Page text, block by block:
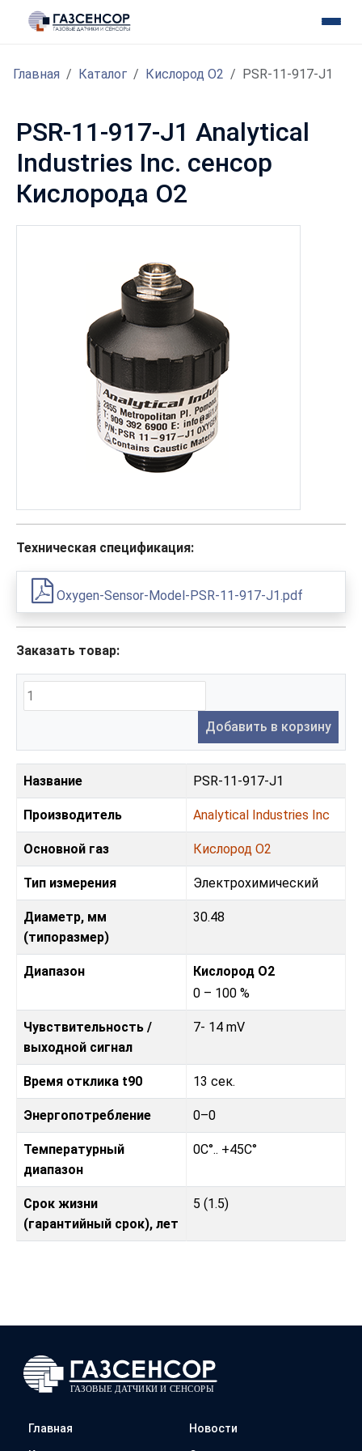
Главная Каталог Кислород O2 PSR-11-917-J1
PSR-11-917-J1 Analytical
Industries Inc. сенсор
Кислорода O2
Техническая спецификация:
Oxygen-Sensor-Model-PSR-11-917-J1.pdf
Заказать товар:
Добавить в корзину
Название PSR-11-917-J1
Производитель Analytical Industries Inc
Основной газ Кислород O2
Тип измерения Электрохимический
Диаметр, мм
(типоразмер)
30.48
Диапазон
Кислород O2
0 – 100 %
Чувствительность /
выходной сигнал
7- 14 mV
Время отклика t90 13 сек.
Энергопотребление 0–0
Температурный
диапазон
0C°.. +45C°
Срок жизни
(гарантийный срок), лет
5 (1.5)
Главная Новости